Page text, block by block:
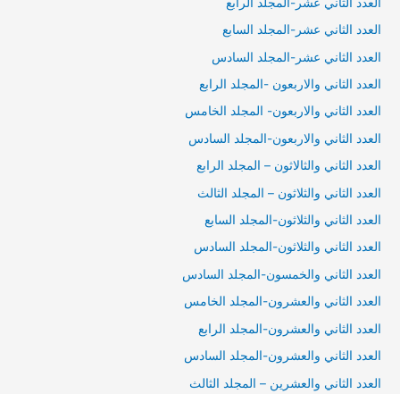
العدد الثاني عشر-المجلد السابع
العدد الثاني عشر-المجلد السادس
العدد الثاني والاربعون -المجلد الرابع
العدد الثاني والاربعون- المجلد الخامس
العدد الثاني والاربعون-المجلد السادس
العدد الثاني والثالاثون – المجلد الرابع
العدد الثاني والثلاثون – المجلد الثالث
العدد الثاني والثلاثون-المجلد السابع
العدد الثاني والثلاثون-المجلد السادس
العدد الثاني والخمسون-المجلد السادس
العدد الثاني والعشرون-المجلد الخامس
العدد الثاني والعشرون-المجلد الرابع
العدد الثاني والعشرون-المجلد السادس
العدد الثاني والعشرين – المجلد الثالث